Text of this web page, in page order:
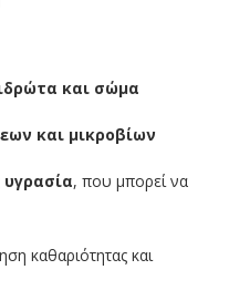
και σώμα
και μικροβίων
υγρασία, που μπορεί να
καθαριότητας και